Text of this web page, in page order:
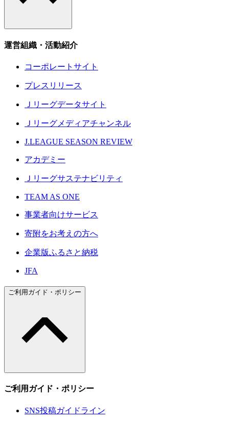
運営組織・活動紹介
コーポレートサイト
プレスリリース
Ｊリーグデータサイト
Ｊリーグメディアチャンネル
J.LEAGUE SEASON REVIEW
アカデミー
Ｊリーグサステナビリティ
TEAM AS ONE
事業者向けサービス
寄附をお考えの方へ
企業版ふるさと納税
JFA
ご利用ガイド・ポリシー
ご利用ガイド・ポリシー
SNS投稿ガイドライン